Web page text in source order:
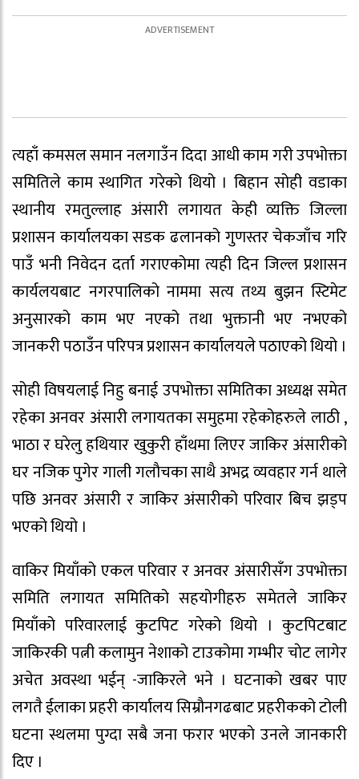
त्यहाँ कमसल समान नलगाउँन दिदा आधी काम गरी उपभोक्ता
समितिले काम स्थागित गरेकाे थियो । बिहान सोही वडाका
स्थानीय रमतुल्लाह अंसारी लगायत केही व्यक्ति जिल्ला
प्रशासन कार्यालयका सडक ढलानको गुणस्तर चेकजाँच गरि
पाउँ भनी निवेदन दर्ता गराएकोमा त्यही दिन जिल्ल प्रशासन
कार्यलयबाट नगरपालिको नाममा सत्य तथ्य बुझन स्टिमेट
अनुसारको काम भए नएको तथा भुक्तानी भए नभएको
जानकरी पठाउँन परिपत्र प्रशासन कार्यालयले पठाएको थियो ।
सोही विषयलाई निहु बनाई उपभोक्ता समितिका अध्यक्ष समेत
रहेका अनवर अंसारी लगायतका समुहमा रहेकोहरुले लाठी ,
भाठा र घरेलु हथियार खुकुरी हाँथमा लिएर जाकिर अंसारीको
घर नजिक पुगेर गाली गलाैचका साथै अभद्र व्यवहार गर्न थाले
पछि अनवर अंसारी र जाकिर अंसारीको परिवार बिच झड्प
भएको थियो ।
वाकिर मियाँको एकल परिवार र अनवर अंसारीसँग उपभोक्ता
समिति लगायत समितिको सहयोगीहरु समेतले जाकिर
मियाँको परिवारलाई कुटपिट गरेको थियाे । कुटपिटबाट
जाकिरकी पत्नी कलामुन नेशाको टाउकोमा गम्भीर चाेट लागेर
अचेत अवस्था भईन् -जाकिरले भने । घटनाको खबर पाए
लगतै ईलाका प्रहरी कार्यालय सिम्राैनगढबाट प्रहरीकको टोली
घटना स्थलमा पुग्दा सबै जना फरार भएकाे उनले जानकारी
दिए ।